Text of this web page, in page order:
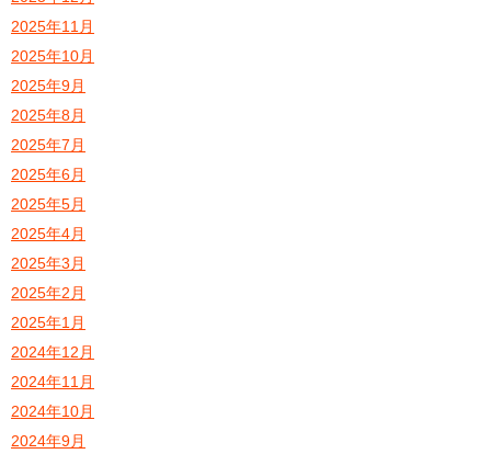
2025年11月
2025年10月
2025年9月
2025年8月
2025年7月
2025年6月
2025年5月
2025年4月
2025年3月
2025年2月
2025年1月
2024年12月
2024年11月
2024年10月
2024年9月